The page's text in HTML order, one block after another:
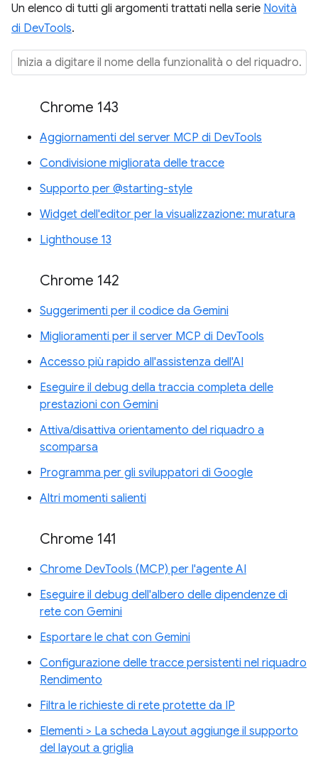
Un elenco di tutti gli argomenti trattati nella serie Novità
di DevTools.
Chrome 143
Aggiornamenti del server MCP di DevTools
Condivisione migliorata delle tracce
Supporto per @starting-style
Widget dell'editor per la visualizzazione: muratura
Lighthouse 13
Chrome 142
Suggerimenti per il codice da Gemini
Miglioramenti per il server MCP di DevTools
Accesso più rapido all'assistenza dell'AI
Eseguire il debug della traccia completa delle
prestazioni con Gemini
Attiva/disattiva orientamento del riquadro a
scomparsa
Programma per gli sviluppatori di Google
Altri momenti salienti
Chrome 141
Chrome DevTools (MCP) per l'agente AI
Eseguire il debug dell'albero delle dipendenze di
rete con Gemini
Esportare le chat con Gemini
Configurazione delle tracce persistenti nel riquadro
Rendimento
Filtra le richieste di rete protette da IP
Elementi > La scheda Layout aggiunge il supporto
del layout a griglia